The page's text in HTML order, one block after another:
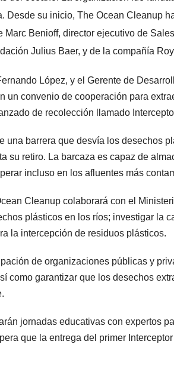
Desde su inicio, The Ocean Cleanup
Benioff, director ejecutivo de
Julius Baer, y de la compañía
López, y el Gerente de
un convenio de cooperación para
de recolección llamado
una barrera que desvía los desechos
su retiro. La barcaza es capaz de
incluso en los afluentes más
Cleanup colaborará con el
plásticos en los ríos; investigar la
la intercepción de residuos plásticos.
de organizaciones públicas y
como garantizar que los desechos
jornadas educativas con expertos
que la entrega del primer